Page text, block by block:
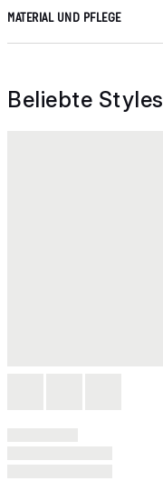
MATERIAL UND PFLEGE
Beliebte Styles